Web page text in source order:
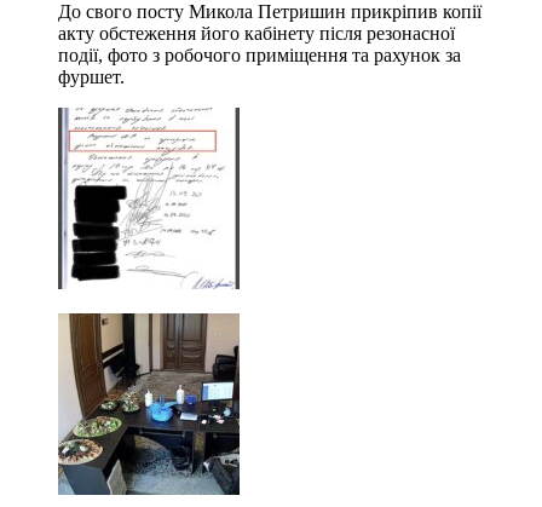
До свого посту Микола Петришин прикріпив копії
акту обстеження його кабінету після резонасної
події, фото з робочого приміщення та рахунок за
фуршет.